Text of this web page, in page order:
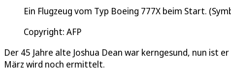
Ein Flugzeug vom Typ Boeing 777X beim Start.
Copyright: AFP
Der 45 Jahre alte Joshua Dean war kerngesund, nun ist
März wird noch ermittelt.